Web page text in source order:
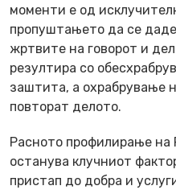
моменти е од
пропуштањето да се
жртвите на говорот и
резултира со
заштита, а охрабрување
повторат делото.
Расното профилирање на
останува клучниот
пристап до добра и